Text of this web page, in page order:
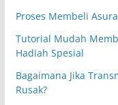
Proses Membeli
Tutorial Mudah
Hadiah Spesial
Bagaimana Jika
Rusak?